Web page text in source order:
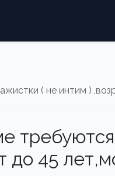
( не интим )
до 45